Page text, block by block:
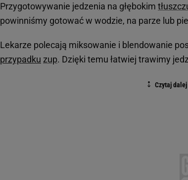
Przygotowywanie jedzenia na głębokim
powinniśmy gotować w wodzie, na parze lub
Lekarze polecają miksowanie i blendowanie
przypadku zup. Dzięki temu łatwiej trawimy